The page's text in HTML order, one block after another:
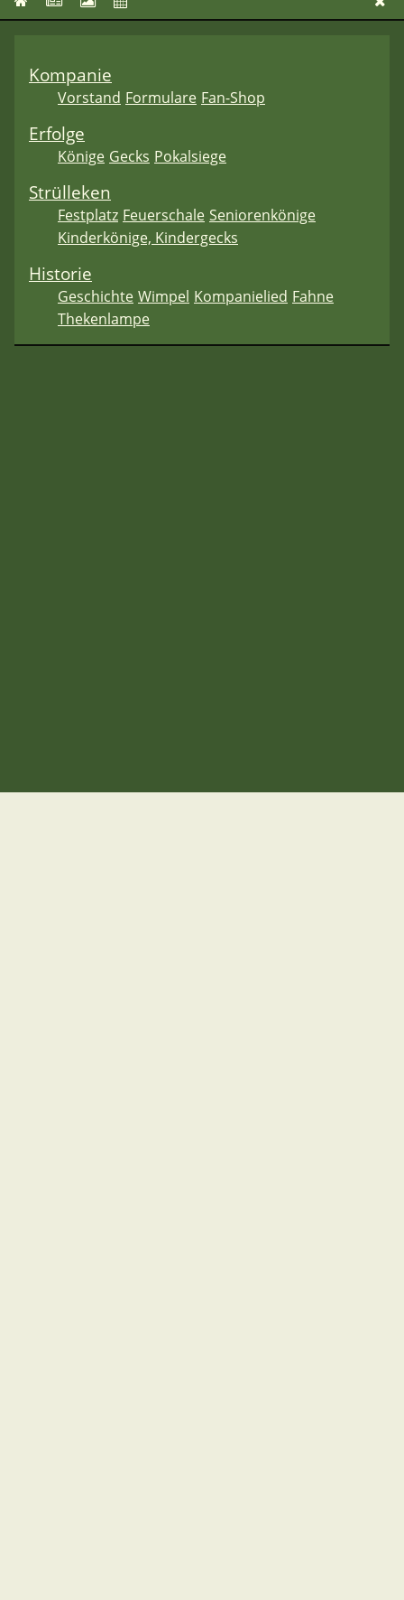
Kompanie
Vorstand Formulare Fan-Shop
Erfolge
Könige Gecks Pokalsiege
Strülleken
Festplatz Feuerschale Seniorenkönige
Kinderkönige, Kindergecks
Historie
Geschichte Wimpel Kompanielied Fahne
Thekenlampe